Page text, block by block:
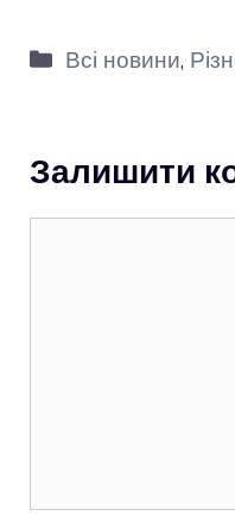
Категорії
Всі новини,
Залишити